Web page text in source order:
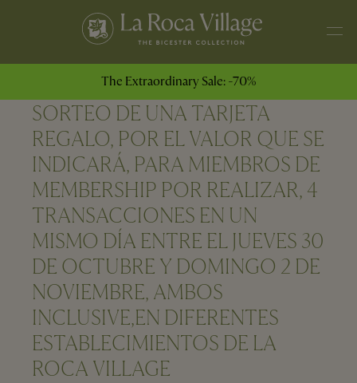
The Extraordinary Sale: -70%
SORTEO DE UNA TARJETA
REGALO, POR EL VALOR QUE SE
INDICARÁ, PARA MIEMBROS DE
MEMBERSHIP POR REALIZAR, 4
TRANSACCIONES EN UN
MISMO DÍA ENTRE EL JUEVES 30
DE OCTUBRE Y DOMINGO 2 DE
NOVIEMBRE, AMBOS
INCLUSIVE,EN DIFERENTES
ESTABLECIMIENTOS DE LA
ROCA VILLAGE